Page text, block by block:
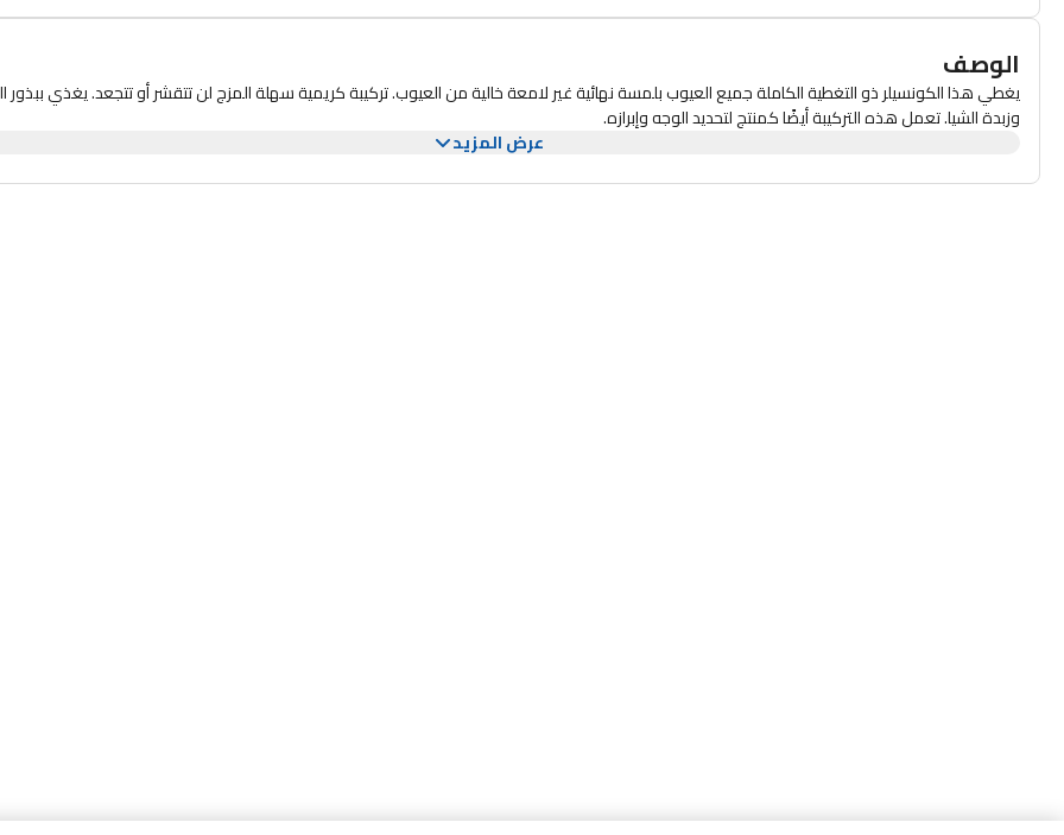
الوصف
يغطي هذا الكونسيلر ذو التغطية الكاملة جميع العيوب بلمسة نهائية غير لامعة خالية من العيوب. تركيبة كريمية سهلة المزج لن تتقشر أو تتجعد. يغذي ببذور
وزبدة الشيا. تعمل هذه التركيبة أيضًا كمنتج لتحديد الوجه وإبرازه.
عرض المزيد